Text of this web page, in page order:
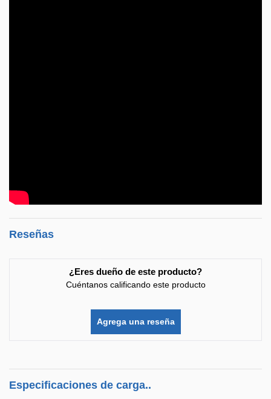
Reseñas
¿Eres dueño de este producto?
Cuéntanos calificando este producto
Agrega una reseña
Especificaciones de carga..